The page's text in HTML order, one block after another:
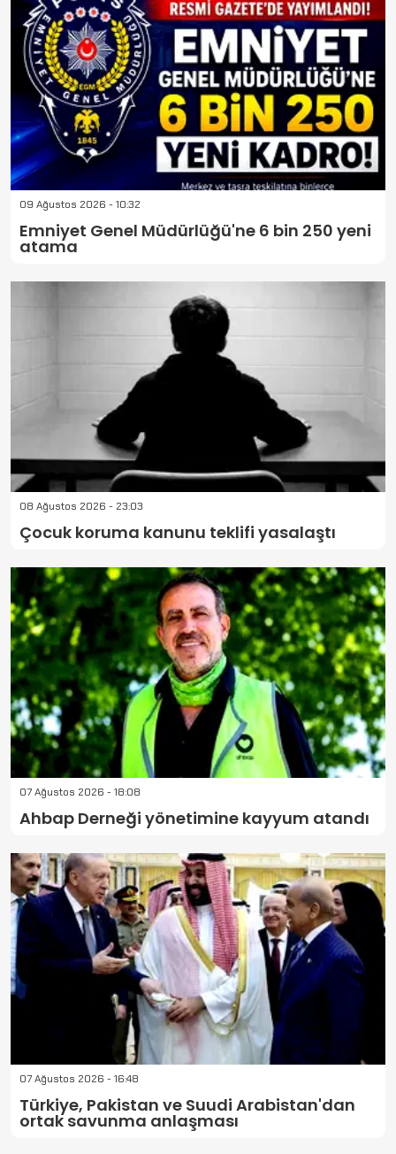
09 Ağustos 2026 - 10:32
Emniyet Genel Müdürlüğü'ne 6 bin 250 yeni
atama
08 Ağustos 2026 - 23:03
Çocuk koruma kanunu teklifi yasalaştı
07 Ağustos 2026 - 18:08
Ahbap Derneği yönetimine kayyum atandı
07 Ağustos 2026 - 16:48
Türkiye, Pakistan ve Suudi Arabistan'dan
ortak savunma anlaşması